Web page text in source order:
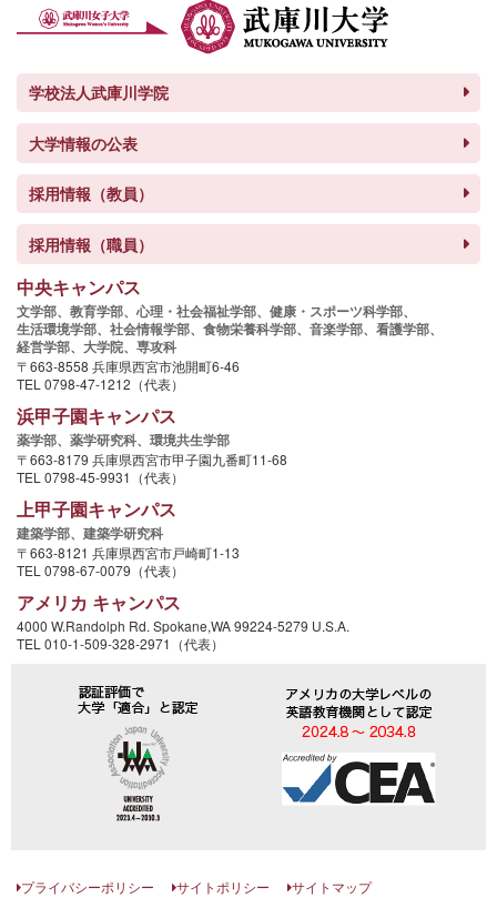
学校法人武庫川学院
大学情報の公表
採用情報（教員）
採用情報（職員）
中央キャンパス
文学部、 教育学部、 心理・社会福祉学部、 健康・スポーツ科学部、
生活環境学部、 社会情報学部、 食物栄養科学部、 音楽学部、 看護学部、
経営学部、 大学院、 専攻科
〒663-8558 兵庫県西宮市池開町6-46
TEL 0798-47-1212（代表）
浜甲子園キャンパス
薬学部、 薬学研究科、 環境共生学部
〒663-8179 兵庫県西宮市甲子園九番町11-68
TEL 0798-45-9931（代表）
上甲子園キャンパス
建築学部、 建築学研究科
〒663-8121 兵庫県西宮市戸崎町1-13
TEL 0798-67-0079（代表）
アメリカ キャンパス
4000 W.Randolph Rd. Spokane,WA 99224-5279 U.S.A.
TEL 010-1-509-328-2971（代表）
プライバシーポリシー サイトポリシー サイトマップ